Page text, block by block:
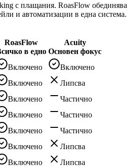
с плащания. RoasFlow обединява
и автоматизации в една система.
RoasFlow
в едно
Acuity
Основен фокус
Включено
Включено
Включено
Липсва
Включено
Частично
Включено
Частично
Включено
Частично
Включено
Липсва
Включено
Липсва